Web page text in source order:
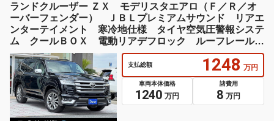
ランドクルーザー ＺＸ モデリスタエアロ（Ｆ／Ｒ／オ
ーバーフェンダー） ＪＢＬプレミアムサウンド リアエ
ンターテイメント 寒冷地仕様 タイヤ空気圧警報システ
ム クールＢＯＸ 電動リアデフロック ルーフレール
ベージュレザー
支払総額 1248 万円
車両本体価格
1240 万円
諸費用
8 万円